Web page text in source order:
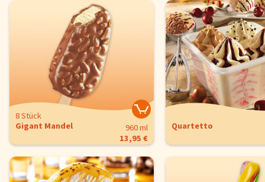
8 Stück
Gigant Mandel
960 ml
13,95 €
Quartetto